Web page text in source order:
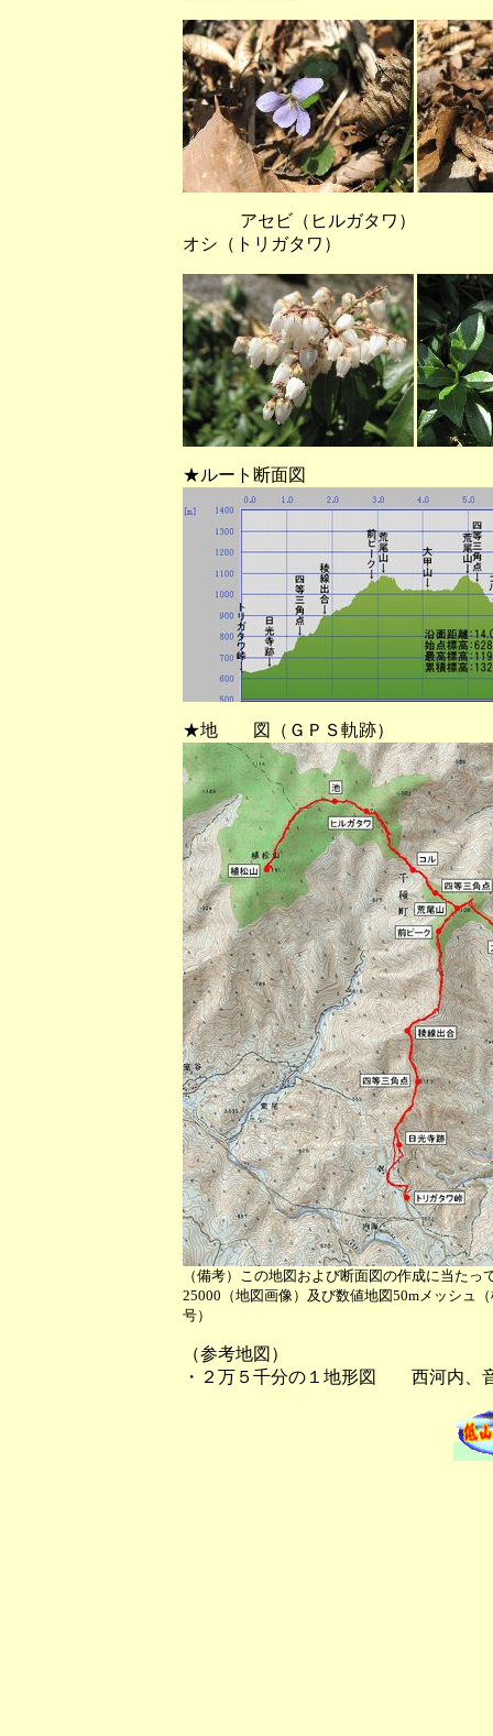
アセビ（ヒルガタワ
オシ（トリガタワ）
★ルート断面図
★地 図（ＧＰＳ軌跡）
（備考）この地図および断面図の作成に当た
25000（地図画像）及び数値地図50mメッシュ
号）
（参考地図）
・２万５千分の１地形図 西河内、